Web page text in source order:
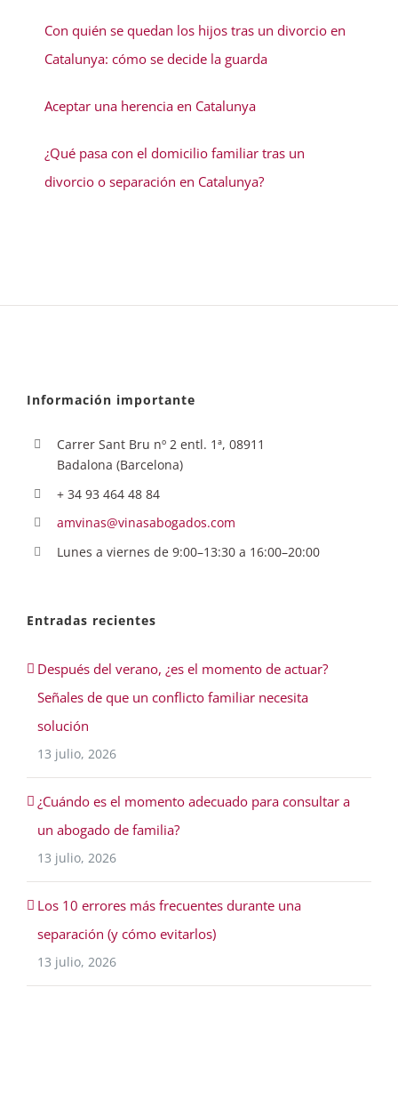
Con quién se quedan los hijos tras un divorcio en
Catalunya: cómo se decide la guarda
Aceptar una herencia en Catalunya
¿Qué pasa con el domicilio familiar tras un
divorcio o separación en Catalunya?
Información importante
Carrer Sant Bru nº 2 entl. 1ª, 08911
Badalona (Barcelona)
+ 34 93 464 48 84
amvinas@vinasabogados.com
Lunes a viernes de 9:00–13:30 a 16:00–20:00
Entradas recientes
Después del verano, ¿es el momento de actuar?
Señales de que un conflicto familiar necesita
solución
13 julio, 2026
¿Cuándo es el momento adecuado para consultar a
un abogado de familia?
13 julio, 2026
Los 10 errores más frecuentes durante una
separación (y cómo evitarlos)
13 julio, 2026